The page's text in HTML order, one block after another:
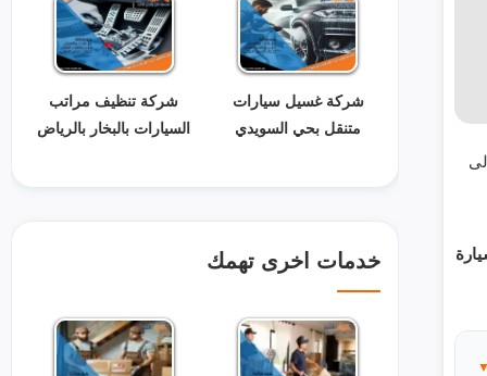
شركة غسيل سيارات
متنقل بحي السويدي
شركة تنظيف مراتب
السيارات بالبخار بالرياض
خدمات اخرى تهمك